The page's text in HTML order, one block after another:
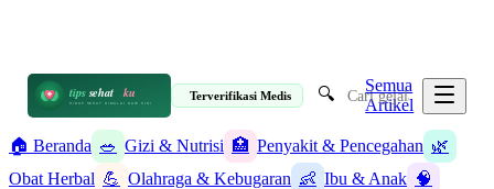
tipssehat ku
HIDUP SEHAT DIMULAI DARI SINI
Terverifikasi Medis 🔍
Semua
Artikel
🏠 Beranda 🥗 Gizi & Nutrisi 🏥 Penyakit & Pencegahan 🌿
Obat Herbal 💪 Olahraga & Kebugaran 👶 Ibu & Anak 🧠